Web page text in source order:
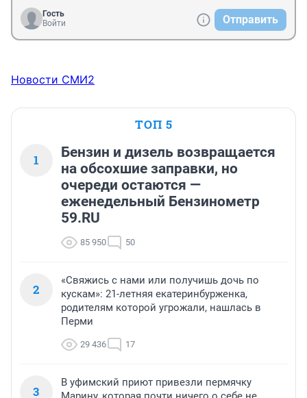
Гость
Войти
Отправить
Новости СМИ2
ТОП 5
1
Бензин и дизель возвращается
на обсохшие заправки, но
очереди остаются —
еженедельный Бензинометр
59.RU
85 950 50
2
«Свяжись с нами или получишь дочь по
кускам»: 21-летняя екатеринбурженка,
родителям которой угрожали, нашлась в
Перми
29 436 17
3
В уфимский приют привезли пермячку